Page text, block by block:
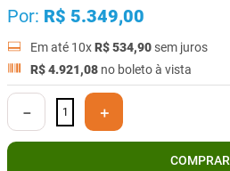
Por: R$ 5.349,00
Em até 10xR$534,90 sem juros
R$4.921,08 no boleto à vista
＋
－
COMPRAR